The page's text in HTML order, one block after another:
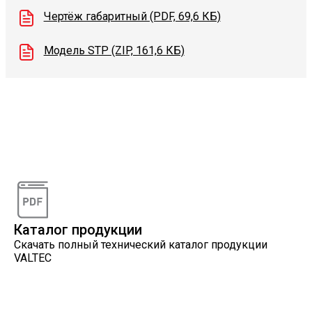
Чертёж габаритный (PDF, 69,6 КБ)
Модель STP (ZIP, 161,6 КБ)
Каталог продукции
Скачать полный технический каталог продукции
VALTEC